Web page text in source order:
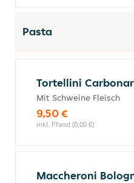
Pasta
Tortellini
Mit Schweine Fleisch
9,50 €
inkl. Pfand (0,00 €)
Maccheroni